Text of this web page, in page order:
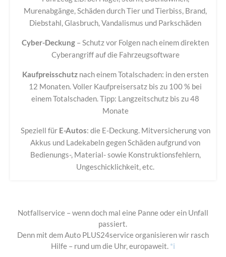
Murenabgänge, Schäden durch Tier und Tierbiss, Brand,
Diebstahl, Glasbruch, Vandalismus und Parkschäden
Cyber-Deckung – Schutz vor Folgen nach einem direkten
Cyberangriff auf die Fahrzeugsoftware
Kaufpreisschutz nach einem Totalschaden: in den ersten
12 Monaten. Voller Kaufpreisersatz bis zu 100 % bei
einem Totalschaden. Tipp: Langzeitschutz bis zu 48
Monate
Speziell für E-Autos: die E-Deckung. Mitversicherung von
Akkus und Ladekabeln gegen Schäden aufgrund von
Bedienungs-, Material- sowie Konstruktionsfehlern,
Ungeschicklichkeit, etc.
Notfallservice – wenn doch mal eine Panne oder ein Unfall
passiert.
Denn mit dem Auto PLUS24service organisieren wir rasch
Hilfe – rund um die Uhr, europaweit. *i